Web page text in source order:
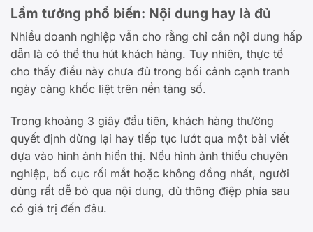
Lầm tưởng phổ biến: Nội dung hay là đủ
Nhiều doanh nghiệp vẫn cho rằng chỉ cần nội dung hấp
dẫn là có thể thu hút khách hàng. Tuy nhiên, thực tế
cho thấy điều này chưa đủ trong bối cảnh cạnh tranh
ngày càng khốc liệt trên nền tảng số.
Trong khoảng 3 giây đầu tiên, khách hàng thường
quyết định dừng lại hay tiếp tục lướt qua một bài viết
dựa vào hình ảnh hiển thị. Nếu hình ảnh thiếu chuyên
nghiệp, bố cục rối mắt hoặc không đồng nhất, người
dùng rất dễ bỏ qua nội dung, dù thông điệp phía sau
có giá trị đến đâu.